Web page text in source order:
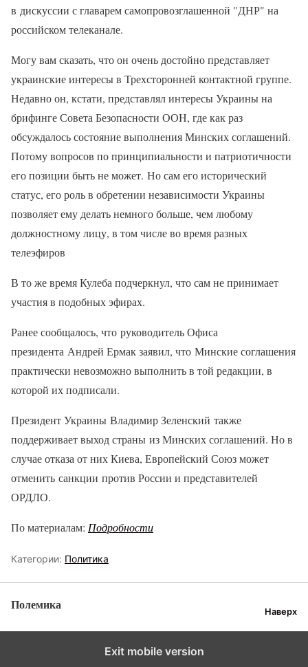
в дискуссии с главарем самопровозглашенной "ДНР" на
российском телеканале.
Могу вам сказать, что он очень достойно представляет
украинские интересы в Трехсторонней контактной группе.
Недавно он, кстати, представлял интересы Украины на
брифинге Совета Безопасности ООН, где как раз
обсуждалось состояние выполнения Минских соглашений.
Потому вопросов по принципиальности и патриотичности
его позиции быть не может. Но сам его исторический
статус, его роль в обретении независимости Украины
позволяет ему делать немного больше, чем любому
должностному лицу, в том числе во время разных
телеэфиров
В то же время Кулеба подчеркнул, что сам не принимает
участия в подобных эфирах.
Ранее сообщалось, что руководитель Офиса
президента Андрей Ермак заявил, что Минские соглашения
практически невозможно выполнить в той редакции, в
которой их подписали.
Президент Украины Владимир Зеленский также
поддерживает выход страны из Минских соглашений. Но в
случае отказа от них Киева, Европейский Союз может
отменить санкции против России и представителей
ОРДЛО.
По материалам: Подробности
Категории: Политика
Полемика Наверх
Exit mobile version